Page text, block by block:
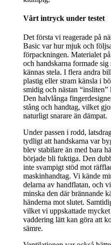
Vårt intryck under testet
Det första vi reagerade på
Basic var hur mjuk och
förpackningen. Materialet
och handskarna formade
kännas stela. I flera andra
plastig eller stram känsla i
smidig och nästan “insliten”
Den halvlånga
stång och handtag, vilket
naturligt snarare än dämpat.
Under passen i rodd,
tydligt att handskarna var
blev stabilare än med bara
började bli fuktiga. Den
inte svampigt stöd mot
maskinhandtag. Vi kände
delarna av handflatan, och
minska den där brännande
händerna mot slutet.
vilket vi uppskattade
vaddering lätt kan göra att
sämre.